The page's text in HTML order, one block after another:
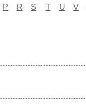
P R S T U V